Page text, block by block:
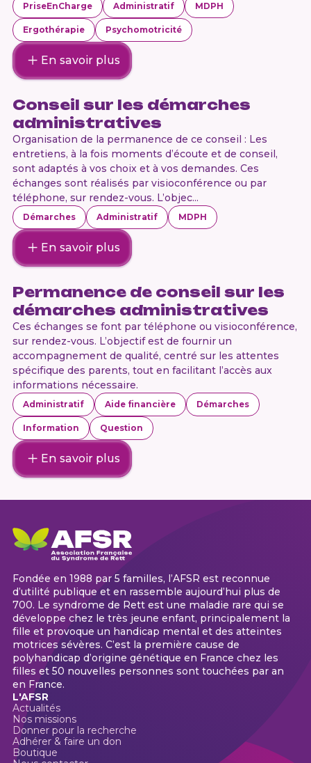
PriseEnCharge Administratif MDPH
Ergothérapie Psychomotricité
En savoir plus
Conseil sur les démarches
administratives
Organisation de la permanence de ce conseil : Les
entretiens, à la fois moments d’écoute et de conseil,
sont adaptés à vos choix et à vos demandes. Ces
échanges sont réalisés par visioconférence ou par
téléphone, sur rendez-vous. L’objec...
Démarches Administratif MDPH
En savoir plus
Permanence de conseil sur les
démarches administratives
Ces échanges se font par téléphone ou visioconférence,
sur rendez-vous. L’objectif est de fournir un
accompagnement de qualité, centré sur les attentes
spécifique des parents, tout en facilitant l’accès aux
informations nécessaire.
Administratif Aide financière Démarches
Information Question
En savoir plus
Fondée en 1988 par 5 familles, l’AFSR est reconnue
d’utilité publique et en rassemble aujourd’hui plus de
700. Le syndrome de Rett est une maladie rare qui se
développe chez le très jeune enfant, principalement la
fille et provoque un handicap mental et des atteintes
motrices sévères. C’est la première cause de
polyhandicap d’origine génétique en France chez les
filles et 50 nouvelles personnes sont touchées par an
en France.
L'AFSR
Actualités
Nos missions
Donner pour la recherche
Adhérer & faire un don
Boutique